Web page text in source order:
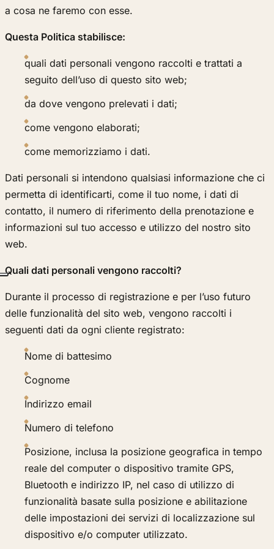
a cosa ne faremo con esse.
Questa Politica stabilisce:
quali dati personali vengono raccolti e trattati a
seguito dell’uso di questo sito web;
da dove vengono prelevati i dati;
come vengono elaborati;
come memorizziamo i dati.
Dati personali si intendono qualsiasi informazione che ci
permetta di identificarti, come il tuo nome, i dati di
contatto, il numero di riferimento della prenotazione e
informazioni sul tuo accesso e utilizzo del nostro sito
web.
Quali dati personali vengono raccolti?
Durante il processo di registrazione e per l’uso futuro
delle funzionalità del sito web, vengono raccolti i
seguenti dati da ogni cliente registrato:
Nome di battesimo
Cognome
Indirizzo email
Numero di telefono
Posizione, inclusa la posizione geografica in tempo
reale del computer o dispositivo tramite GPS,
Bluetooth e indirizzo IP, nel caso di utilizzo di
funzionalità basate sulla posizione e abilitazione
delle impostazioni dei servizi di localizzazione sul
dispositivo e/o computer utilizzato.